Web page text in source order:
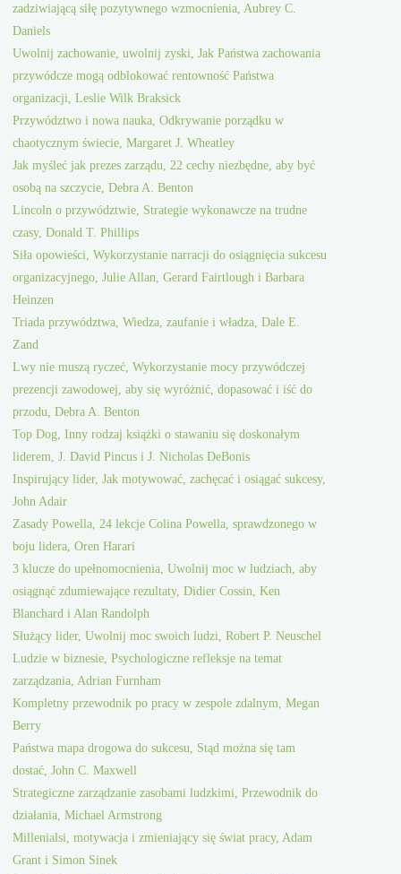
zadziwiającą siłę pozytywnego wzmocnienia, Aubrey C.
Daniels
Uwolnij zachowanie, uwolnij zyski, Jak Państwa zachowania
przywódcze mogą odblokować rentowność Państwa
organizacji, Leslie Wilk Braksick
Przywództwo i nowa nauka, Odkrywanie porządku w
chaotycznym świecie, Margaret J. Wheatley
Jak myśleć jak prezes zarządu, 22 cechy niezbędne, aby być
osobą na szczycie, Debra A. Benton
Lincoln o przywództwie, Strategie wykonawcze na trudne
czasy, Donald T. Phillips
Siła opowieści, Wykorzystanie narracji do osiągnięcia sukcesu
organizacyjnego, Julie Allan, Gerard Fairtlough i Barbara
Heinzen
Triada przywództwa, Wiedza, zaufanie i władza, Dale E.
Zand
Lwy nie muszą ryczeć, Wykorzystanie mocy przywódczej
prezencji zawodowej, aby się wyróżnić, dopasować i iść do
przodu, Debra A. Benton
Top Dog, Inny rodzaj książki o stawaniu się doskonałym
liderem, J. David Pincus i J. Nicholas DeBonis
Inspirujący lider, Jak motywować, zachęcać i osiągać sukcesy,
John Adair
Zasady Powella, 24 lekcje Colina Powella, sprawdzonego w
boju lidera, Oren Harari
3 klucze do upełnomocnienia, Uwolnij moc w ludziach, aby
osiągnąć zdumiewające rezultaty, Didier Cossin, Ken
Blanchard i Alan Randolph
Służący lider, Uwolnij moc swoich ludzi, Robert P. Neuschel
Ludzie w biznesie, Psychologiczne refleksje na temat
zarządzania, Adrian Furnham
Kompletny przewodnik po pracy w zespole zdalnym, Megan
Berry
Państwa mapa drogowa do sukcesu, Stąd można się tam
dostać, John C. Maxwell
Strategiczne zarządzanie zasobami ludzkimi, Przewodnik do
działania, Michael Armstrong
Millenialsi, motywacja i zmieniający się świat pracy, Adam
Grant i Simon Sinek